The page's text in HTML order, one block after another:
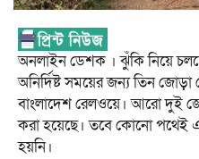
অনলাইন ডেশক । ঝুঁকি নিয়ে
অনির্দিষ্ট সময়ের জন্য তিন জোড়া
বাংলাদেশ রেলওয়ে। আরো দুই
করা হয়েছে। তবে কোনো পথেই
হয়নি।